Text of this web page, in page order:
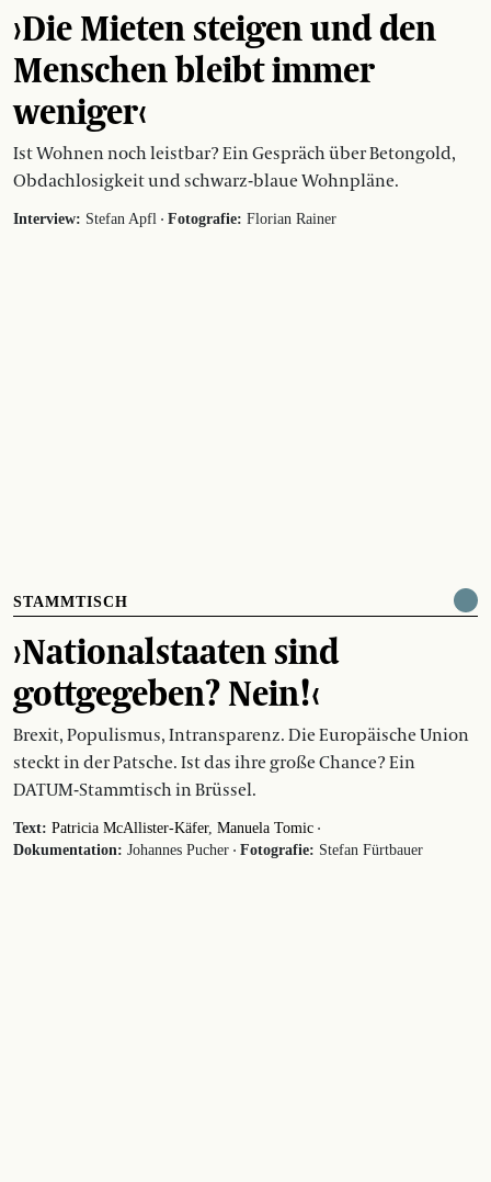
›Die Mieten steigen und den
Menschen bleibt immer
weniger‹
Ist Wohnen noch leistbar? Ein Gespräch über Betongold,
Obdachlosigkeit und schwarz-blaue Wohnpläne.
Interview: Stefan Apfl · Fotografie: Florian Rainer
STAMMTISCH
›Nationalstaaten sind
gottgegeben? Nein!‹
Brexit, Populismus, Intransparenz. Die Europäische Union
steckt in der Patsche. Ist das ihre große Chance? Ein
DATUM-Stammtisch in Brüssel.
Text: Patricia McAllister-Käfer Manuela Tomic ·
Dokumentation: Johannes Pucher · Fotografie: Stefan Fürtbauer